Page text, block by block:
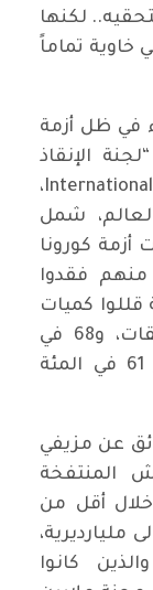
لكنها
خاوية تماماً
في ظل أزمة
الإنقاذ
الدولية” ((International Rescue Committee،
شمل
أزمة كورونا
87 في المئة منهم فقدوا
و73 في المئة قللوا كميات
الطعام التي يأكلونها لتقليل النفقات، و68 في
المئة ينفقون مدخراتهم، فيما ذكر 61 في المئة
عن مزيفي
المنتفخة
خلال أقل من
كانوا